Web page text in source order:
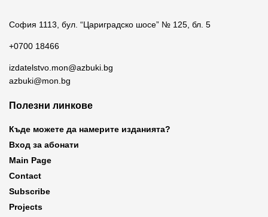
София 1113, бул. “Цариградско шосе” № 125, бл. 5
+0700 18466
izdatelstvo.mon@azbuki.bg
azbuki@mon.bg
Полезни линкове
Къде можете да намерите изданията?
Вход за абонати
Main Page
Contact
Subscribe
Projects